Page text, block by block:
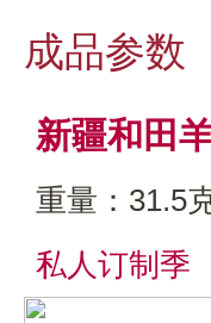
成品参数
新疆和田
重量：31.5
私人订制季